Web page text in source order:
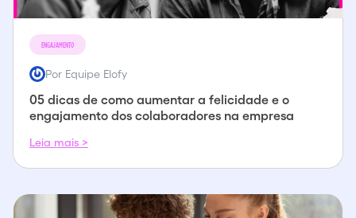
ENGAJAMENTO
Por Equipe Elofy
05 dicas de como aumentar a felicidade e o
engajamento dos colaboradores na empresa
Leia mais >